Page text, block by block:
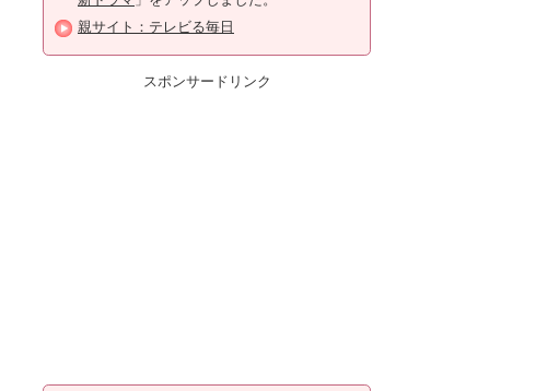
親サイト：テレビる毎日
スポンサードリンク